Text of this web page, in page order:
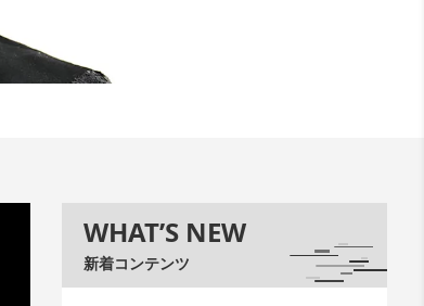
WHAT’S NEW
新着コンテンツ